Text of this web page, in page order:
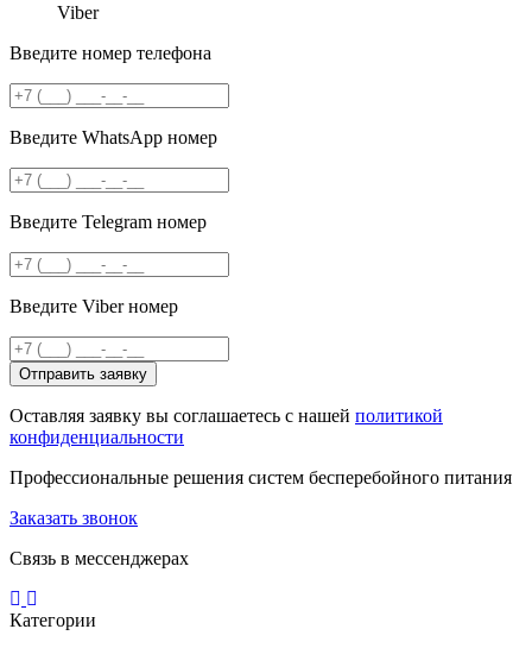
Viber
Введите номер телефона
Введите WhatsApp номер
Введите Telegram номер
Введите Viber номер
Отправить заявку
Оставляя заявку вы соглашаетесь с нашей политикой
конфиденциальности
Профессиональные решения систем бесперебойного питания
Заказать звонок
Связь в мессенджерах
Категории